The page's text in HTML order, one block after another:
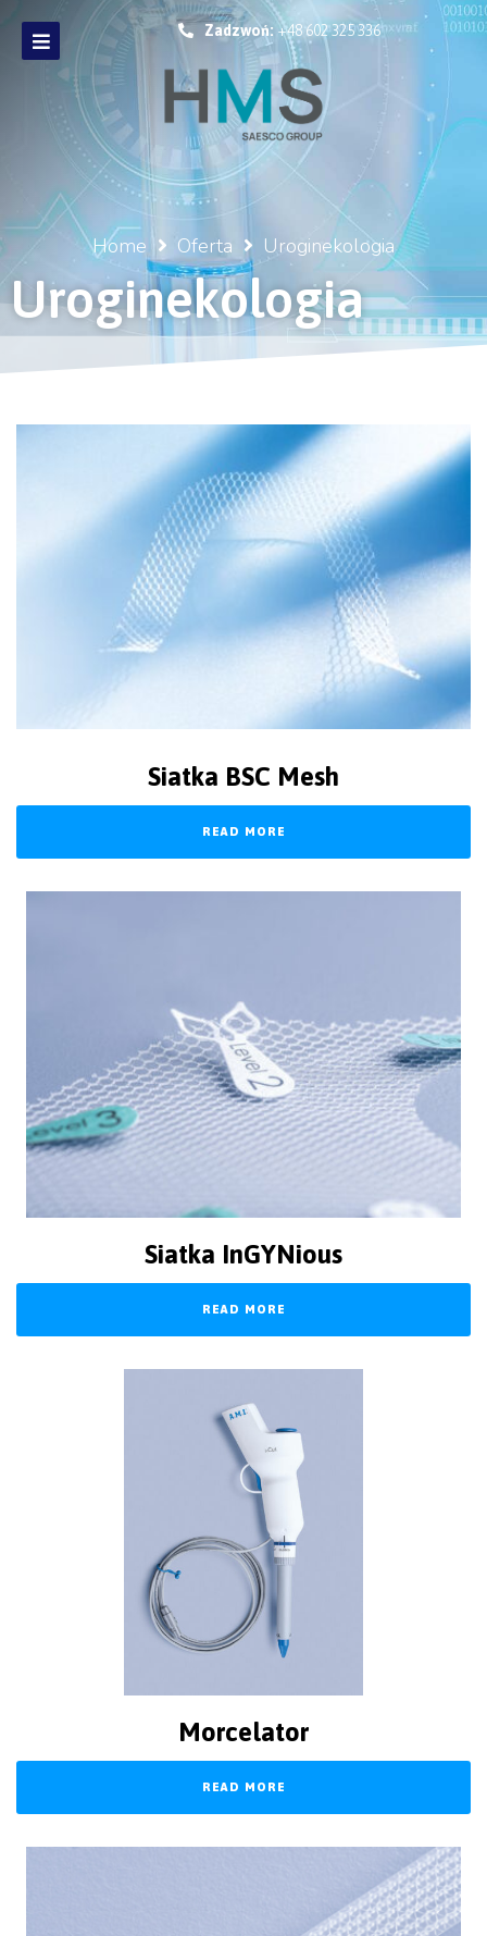
Zadzwoń: +48 602 325 336
Home Oferta Uroginekologia
Uroginekologia
Siatka BSC Mesh
READ MORE
Siatka InGYNious
READ MORE
Morcelator
READ MORE